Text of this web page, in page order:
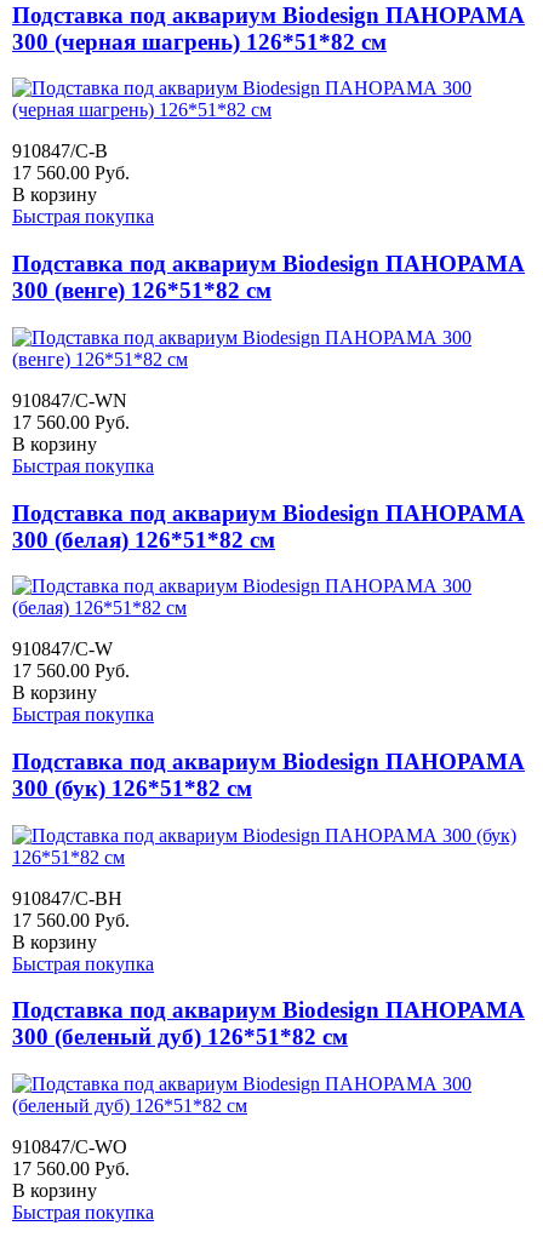
Подставка под аквариум Biodesign ПАНОРАМА
300 (черная шагрень) 126*51*82 см
910847/C-B
17 560.00 Руб.
В корзину
Быстрая покупка
Подставка под аквариум Biodesign ПАНОРАМА
300 (венге) 126*51*82 см
910847/C-WN
17 560.00 Руб.
В корзину
Быстрая покупка
Подставка под аквариум Biodesign ПАНОРАМА
300 (белая) 126*51*82 см
910847/C-W
17 560.00 Руб.
В корзину
Быстрая покупка
Подставка под аквариум Biodesign ПАНОРАМА
300 (бук) 126*51*82 см
910847/C-BH
17 560.00 Руб.
В корзину
Быстрая покупка
Подставка под аквариум Biodesign ПАНОРАМА
300 (беленый дуб) 126*51*82 см
910847/C-WO
17 560.00 Руб.
В корзину
Быстрая покупка